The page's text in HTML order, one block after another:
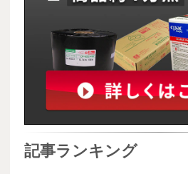
記事ランキング